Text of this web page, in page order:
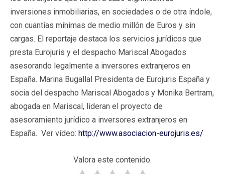
inversiones inmobiliarias, en sociedades o de otra índole,
con cuantías mínimas de medio millón de Euros y sin
cargas. El reportaje destaca los servicios jurídicos que
presta Eurojuris y el despacho Mariscal Abogados
asesorando legalmente a inversores extranjeros en
España. Marina Bugallal Presidenta de Eurojuris España y
socia del despacho Mariscal Abogados y Monika Bertram,
abogada en Mariscal, lideran el proyecto de
asesoramiento jurídico a inversores extranjeros en
España. Ver vídeo: http://www.asociacion-eurojuris.es/
Valora este contenido.